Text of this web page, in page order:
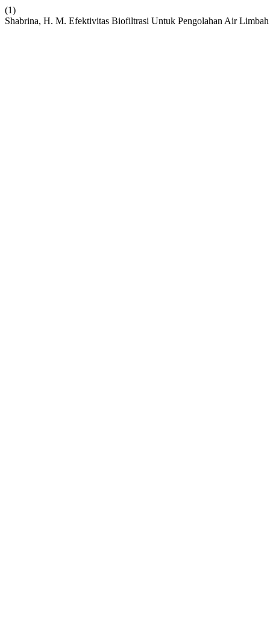
(1)
Shabrina, H. M. Efektivitas Biofiltrasi Untuk Pengolahan Air